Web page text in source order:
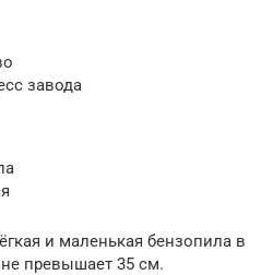
завода
и маленькая бензопила в
превышает 35 см.